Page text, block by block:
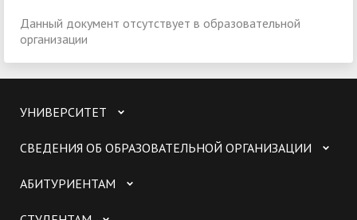
Данный документ отсутствует в образовательной
организации
УНИВЕРСИТЕТ
СВЕДЕНИЯ ОБ ОБРАЗОВАТЕЛЬНОЙ ОРГАНИЗАЦИИ
АБИТУРИЕНТАМ